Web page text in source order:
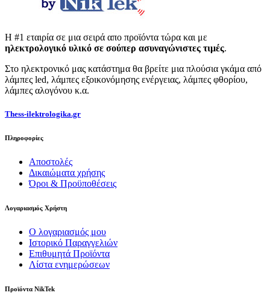
Η #1 εταιρία σε μια σειρά απο προϊόντα τώρα και με
ηλεκτρολογικό υλικό σε σούπερ ασυναγώνιστες τιμές.
Στο ηλεκτρονικό μας κατάστημα θα βρείτε μια πλούσια γκάμα από
λάμπες led, λάμπες εξοικονόμησης ενέργειας, λάμπες φθορίου,
λάμπες αλογόνου κ.α.
Thess-ilektrologika.gr
Πληροφορίες
Αποστολές
Δικαιώματα χρήσης
Όροι & Προϋποθέσεις
Λογαριασμός Χρήστη
Ο λογαριασμός μου
Ιστορικό Παραγγελιών
Επιθυμητά Προϊόντα
Λίστα ενημερώσεων
Προϊόντα NikTek